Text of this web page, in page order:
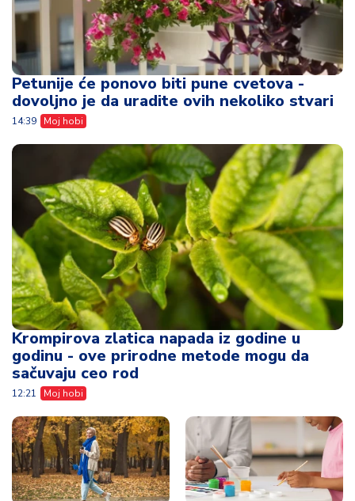
Petunije će ponovo biti pune cvetova -
dovoljno je da uradite ovih nekoliko stvari
14:39 Moj hobi
Krompirova zlatica napada iz godine u
godinu - ove prirodne metode mogu da
sačuvaju ceo rod
12:21 Moj hobi